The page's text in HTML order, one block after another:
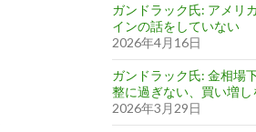
ガンドラック氏: アメリ
インの話をしていない
2026年4月16日
ガンドラック氏: 金相場
整に過ぎない、買い増し
2026年3月29日